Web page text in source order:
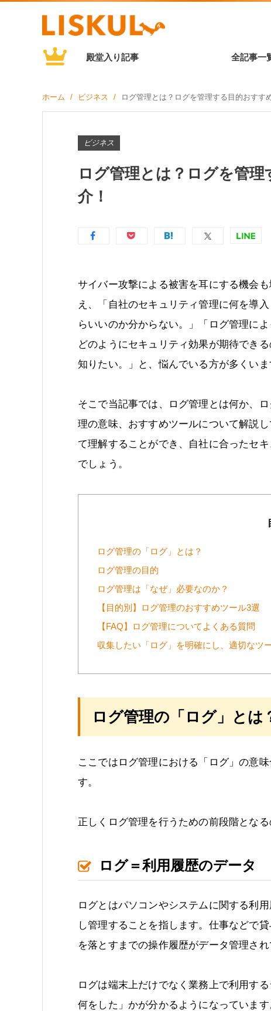
殿堂入り記事 全記事一
ホーム ビジネス ログ管理とは？ログを管理する目的おすす
ビジネス
ログ管理とは？ログを管
介！
サイバー攻撃による被害を耳にする機会も
え、「自社のセキュリティ管理に何を導入
らいいのか分からない。」「ログ管理によ
どのようにセキュリティ効果が期待でき
知りたい。」と、悩んでいる方が多くいま
そこで当記事では、ログ管理とは何か、ロ
理の意味、おすすめツールについて解説
て理解することができ、自社に合ったセ
でしょう。
ログ管理の「ログ」とは？
ログ管理の目的
ログ管理は「なぜ」必要なのか？
【目的別】ログ管理のおすすめツール3選
【FAQ】ログ管理についてよくある質問
収集したい「ログ」を明確にし、適切なツ
ログ管理の「ログ」とは
ここではログ管理における「ログ」の意
す。
正しくログ管理を行うための前段階とな
ログ＝利用履歴のデータ
ログとはパソコンやシステムに関する利
し管理することを指します。仕事などで
を落とすまでの操作履歴がデータ管理さ
ログは端末上だけでなく業務上で利用す
何をした」かが分かるようになっています